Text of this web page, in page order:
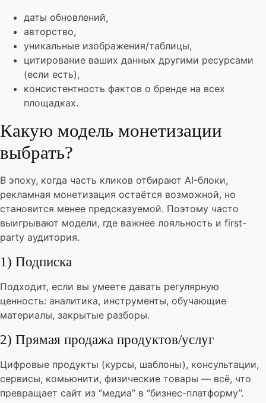
даты обновлений,
авторство,
уникальные изображения/таблицы,
цитирование ваших данных другими ресурсами
(если есть),
консистентность фактов о бренде на всех
площадках.
Какую модель монетизации
выбрать?
В эпоху, когда часть кликов отбирают AI-блоки,
рекламная монетизация остаётся возможной, но
становится менее предсказуемой. Поэтому часто
выигрывают модели, где важнее лояльность и first-
party аудитория.
1) Подписка
Подходит, если вы умеете давать регулярную
ценность: аналитика, инструменты, обучающие
материалы, закрытые разборы.
2) Прямая продажа продуктов/услуг
Цифровые продукты (курсы, шаблоны), консультации,
сервисы, комьюнити, физические товары — всё, что
превращает сайт из “медиа” в “бизнес-платформу”.